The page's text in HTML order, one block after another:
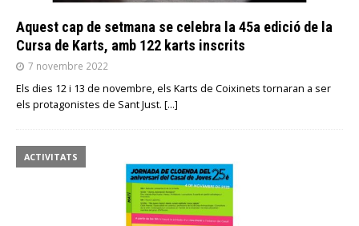
Aquest cap de setmana se celebra la 45a edició de la
Cursa de Karts, amb 122 karts inscrits
7 novembre 2022
Els dies 12 i 13 de novembre, els Karts de Coixinets tornaran a ser
els protagonistes de Sant Just. […]
ACTIVITATS